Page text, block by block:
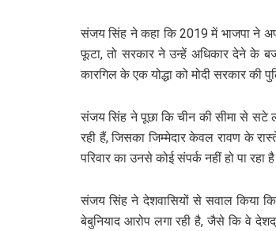
संजय सिंह ने कहा कि 2019 में भाजपा ने
फूटा, तो सरकार ने उन्हें अधिकार देने के
कारगिल के एक योद्धा को मोदी सरकार की
संजय सिंह ने पूछा कि चीन की सीमा से सटे
रही हैं, जिसका जिम्मेदार केवल रावण के
परिवार का उनसे कोई संपर्क नहीं हो पा रहा
संजय सिंह ने देशवासियों से सवाल किया
बेबुनियाद आरोप लगा रही है, जैसे कि वे